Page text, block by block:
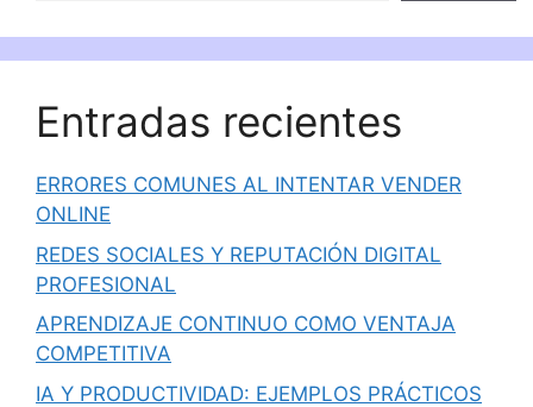
Entradas recientes
ERRORES COMUNES AL INTENTAR VENDER
ONLINE
REDES SOCIALES Y REPUTACIÓN DIGITAL
PROFESIONAL
APRENDIZAJE CONTINUO COMO VENTAJA
COMPETITIVA
IA Y PRODUCTIVIDAD: EJEMPLOS PRÁCTICOS